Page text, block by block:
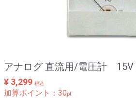
アナログ 直流用/電圧計 15V
¥ 3,299 税込
加算ポイント： 30pt